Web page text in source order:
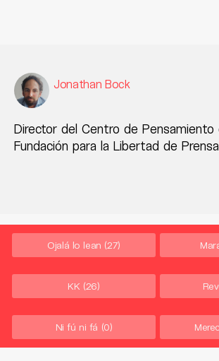
Jonathan Bock
Director del Centro de Pensamiento
Fundación para la Libertad de
Ojalá lo lean (27)
KK (26)
Ni fú ni fá (0)